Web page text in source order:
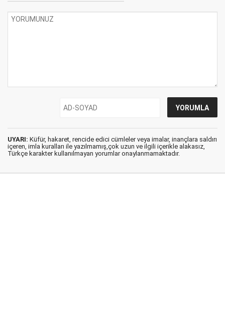
UYARI: Küfür, hakaret, rencide edici cümleler veya imalar, inançlara saldırı
içeren, imla kuralları ile yazılmamış,çok uzun ve ilgili içerikle alakasız,
Türkçe karakter kullanılmayan yorumlar onaylanmamaktadır.